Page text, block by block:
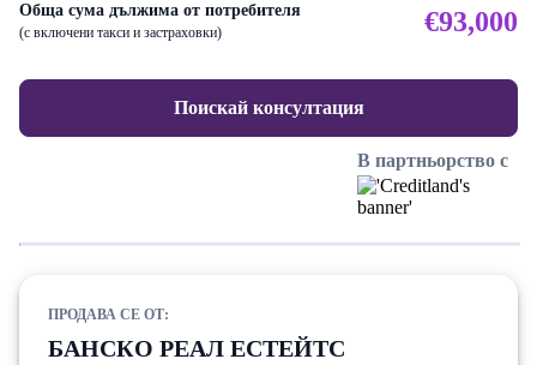
Обща сума дължима от потребителя
(с включени такси и застраховки) €93,000
Поискай консултация
В партньорство с
ПРОДАВА СЕ ОТ:
БАНСКО РЕАЛ ЕСТЕЙТС